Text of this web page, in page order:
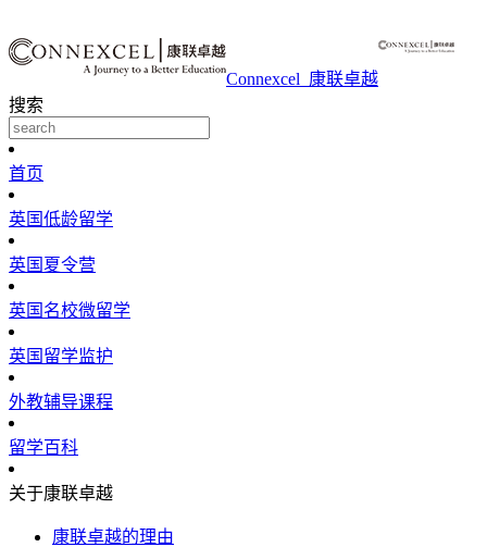
Connexcel_康联卓越
搜索
首页
英国低龄留学
英国夏令营
英国名校微留学
英国留学监护
外教辅导课程
留学百科
关于康联卓越
康联卓越的理由